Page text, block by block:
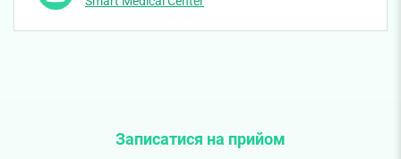
Записатися на прийом